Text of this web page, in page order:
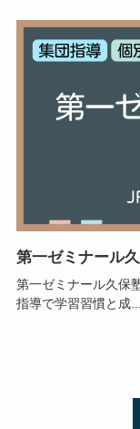
第一ゼミナール
第一ゼミナール久保
指導で学習習慣と成...